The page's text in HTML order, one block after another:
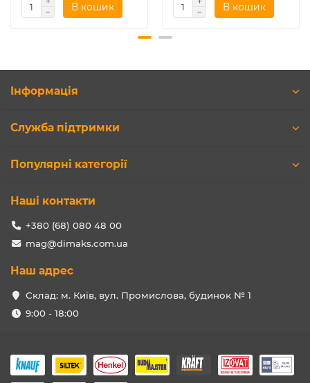
В кошик В кошик
Інформація
Служба підтримки
Популярні категорії
Наші контакти
+380 (68) 080 48 00
mag@dimaks.com.ua
Наш адрес
Склад: м. Київ, вул. Промислова, будинок № 1
9:00 - 18:00